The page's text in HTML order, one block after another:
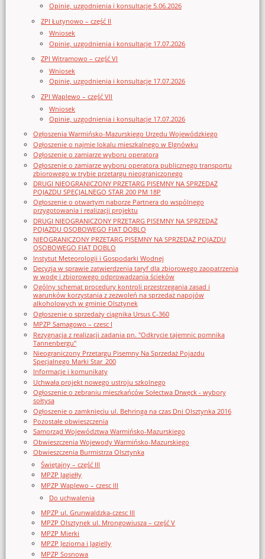
Opinie, uzgodnienia i konsultacje 5.06.2026
ZPI Łutynowo – część II
Wniosek
Opinie, uzgodnienia i konsultacje 17.07.2026
ZPI Witramowo – część VI
Wniosek
Opinie, uzgodnienia i konsultacje 17.07.2026
ZPI Waplewo – część VII
Wniosek
Opinie, uzgodnienia i konsultacje 17.07.2026
Ogłoszenia Warmińsko-Mazurskiego Urzędu Wojewódzkiego
Ogłoszenie o najmie lokalu mieszkalnego w Elgnówku
Ogłoszenie o zamiarze wyboru operatora
Ogłoszenie o zamiarze wyboru operatora publicznego transportu
zbiorowego w trybie przetargu nieograniczonego
DRUGI NIEOGRANICZONY PRZETARG PISEMNY NA SPRZEDAŻ
POJAZDU SPECJALNEGO STAR 200 PM 18P
Ogłoszenie o otwartym naborze Partnera do wspólnego
przygotowania i realizacji projektu
DRUGI NIEOGRANICZONY PRZETARG PISEMNY NA SPRZEDAŻ
POJAZDU OSOBOWEGO FIAT DOBLO
NIEOGRANICZONY PRZETARG PISEMNY NA SPRZEDAŻ POJAZDU
OSOBOWEGO FIAT DOBLO
Instytut Meteorologii i Gospodarki Wodnej
Decyzja w sprawie zatwierdzenia taryf dla zbiorowego zaopatrzenia
w wodę i zbiorowego odprowadzania ścieków
Ogólny schemat procedury kontroli przestrzegania zasad i
warunków korzystania z zezwoleń na sprzedaż napojów
alkoholowych w gminie Olsztynek
Ogłoszenie o sprzedaży ciągnika Ursus C-360
MPZP Samagowo – czesc I
Rezygnacja z realizacji zadania pn. "Odkrycie tajemnic pomnika
Tannenbergu"
Nieograniczony Przetargu Pisemny Na Sprzedaż Pojazdu
Specjalnego Marki Star_200
Informacje i komunikaty
Uchwała projekt nowego ustroju szkolnego
Ogłoszenie o zebraniu mieszkańców Sołectwa Drwęck - wybory
sołtysa
Ogłoszenie o zamknięciu ul. Behringa na czas Dni Olsztynka 2016
Pozostałe obwieszczenia
Samorząd Województwa Warmińsko-Mazurskiego
Obwieszczenia Wojewody Warmińsko-Mazurskiego
Obwieszczenia Burmistrza Olsztynka
Świętajny – część III
MPZP Jagiełły
MPZP Waplewo – czesc III
Do uchwalenia
MPZP ul. Grunwaldzka-czesc III
MPZP Olsztynek ul. Mrongowiusza – część V
MPZP Mierki
MPZP Jeziorna i Jagielly
MPZP Sosnowa